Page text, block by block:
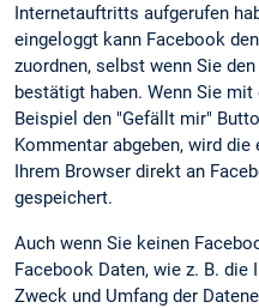
Internetauftritts aufgerufen
eingeloggt kann Facebook
zuordnen, selbst wenn Sie
bestätigt haben. Wenn Sie
Beispiel den "Gefällt mir"
Kommentar abgeben, wird
Ihrem Browser direkt an
gespeichert.
Auch wenn Sie keinen
Facebook Daten, wie z. B. die
Zweck und Umfang der